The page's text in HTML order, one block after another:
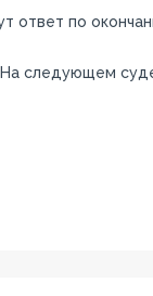
ответ по
следующем